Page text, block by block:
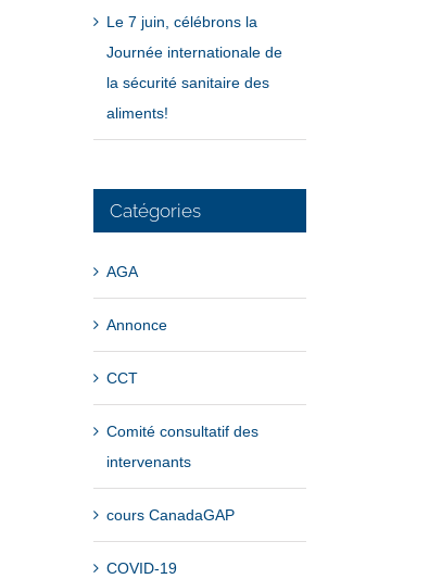
Le 7 juin, célébrons la
Journée internationale de
la sécurité sanitaire des
aliments!
Catégories
AGA
Annonce
CCT
Comité consultatif des
intervenants
cours CanadaGAP
COVID-19